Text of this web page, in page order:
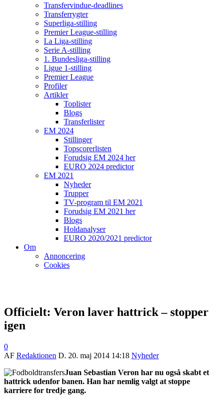
Transfervindue-deadlines
Transferrygter
Superliga-stilling
Premier League-stilling
La Liga-stilling
Serie A-stilling
1. Bundesliga-stilling
Ligue 1-stilling
Premier League
Profiler
Artikler
Toplister
Blogs
Transferlister
EM 2024
Stillinger
Topscorerlisten
Forudsig EM 2024 her
EURO 2024 predictor
EM 2021
Nyheder
Trupper
TV-program til EM 2021
Forudsig EM 2021 her
Blogs
Holdanalyser
EURO 2020/2021 predictor
Om
Annoncering
Cookies
Officielt: Veron laver hattrick – stopper
igen
0
AF Redaktionen D. 20. maj 2014 14:18 Nyheder
Juan Sebastian Veron har nu også skabt et
hattrick udenfor banen. Han har nemlig valgt at stoppe
karriere for tredje gang.